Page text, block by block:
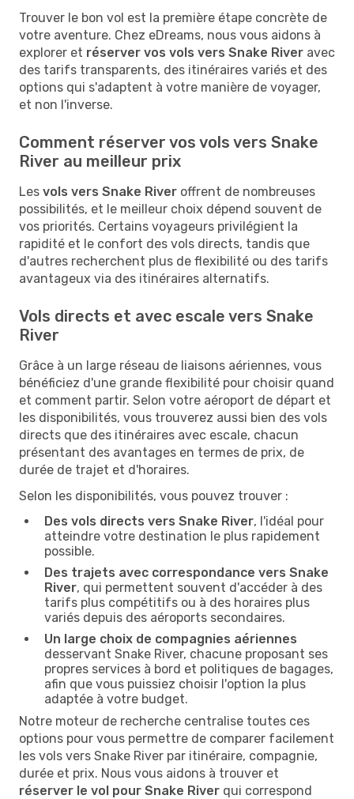
Trouver le bon vol est la première étape concrète de
votre aventure. Chez eDreams, nous vous aidons à
explorer et réserver vos vols vers Snake River avec
des tarifs transparents, des itinéraires variés et des
options qui s'adaptent à votre manière de voyager,
et non l'inverse.
Comment réserver vos vols vers Snake
River au meilleur prix
Les vols vers Snake River offrent de nombreuses
possibilités, et le meilleur choix dépend souvent de
vos priorités. Certains voyageurs privilégient la
rapidité et le confort des vols directs, tandis que
d'autres recherchent plus de flexibilité ou des tarifs
avantageux via des itinéraires alternatifs.
Vols directs et avec escale vers Snake
River
Grâce à un large réseau de liaisons aériennes, vous
bénéficiez d'une grande flexibilité pour choisir quand
et comment partir. Selon votre aéroport de départ et
les disponibilités, vous trouverez aussi bien des vols
directs que des itinéraires avec escale, chacun
présentant des avantages en termes de prix, de
durée de trajet et d'horaires.
Selon les disponibilités, vous pouvez trouver :
Des vols directs vers Snake River, l'idéal pour
atteindre votre destination le plus rapidement
possible.
Des trajets avec correspondance vers Snake
River, qui permettent souvent d'accéder à des
tarifs plus compétitifs ou à des horaires plus
variés depuis des aéroports secondaires.
Un large choix de compagnies aériennes
desservant Snake River, chacune proposant ses
propres services à bord et politiques de bagages,
afin que vous puissiez choisir l'option la plus
adaptée à votre budget.
Notre moteur de recherche centralise toutes ces
options pour vous permettre de comparer facilement
les vols vers Snake River par itinéraire, compagnie,
durée et prix. Nous vous aidons à trouver et
réserver le vol pour Snake River qui correspond